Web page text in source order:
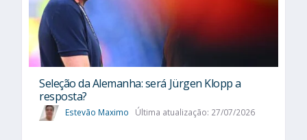
Seleção da Alemanha: será Jürgen Klopp a
resposta?
Estevão Maximo Última atualização: 27/07/2026